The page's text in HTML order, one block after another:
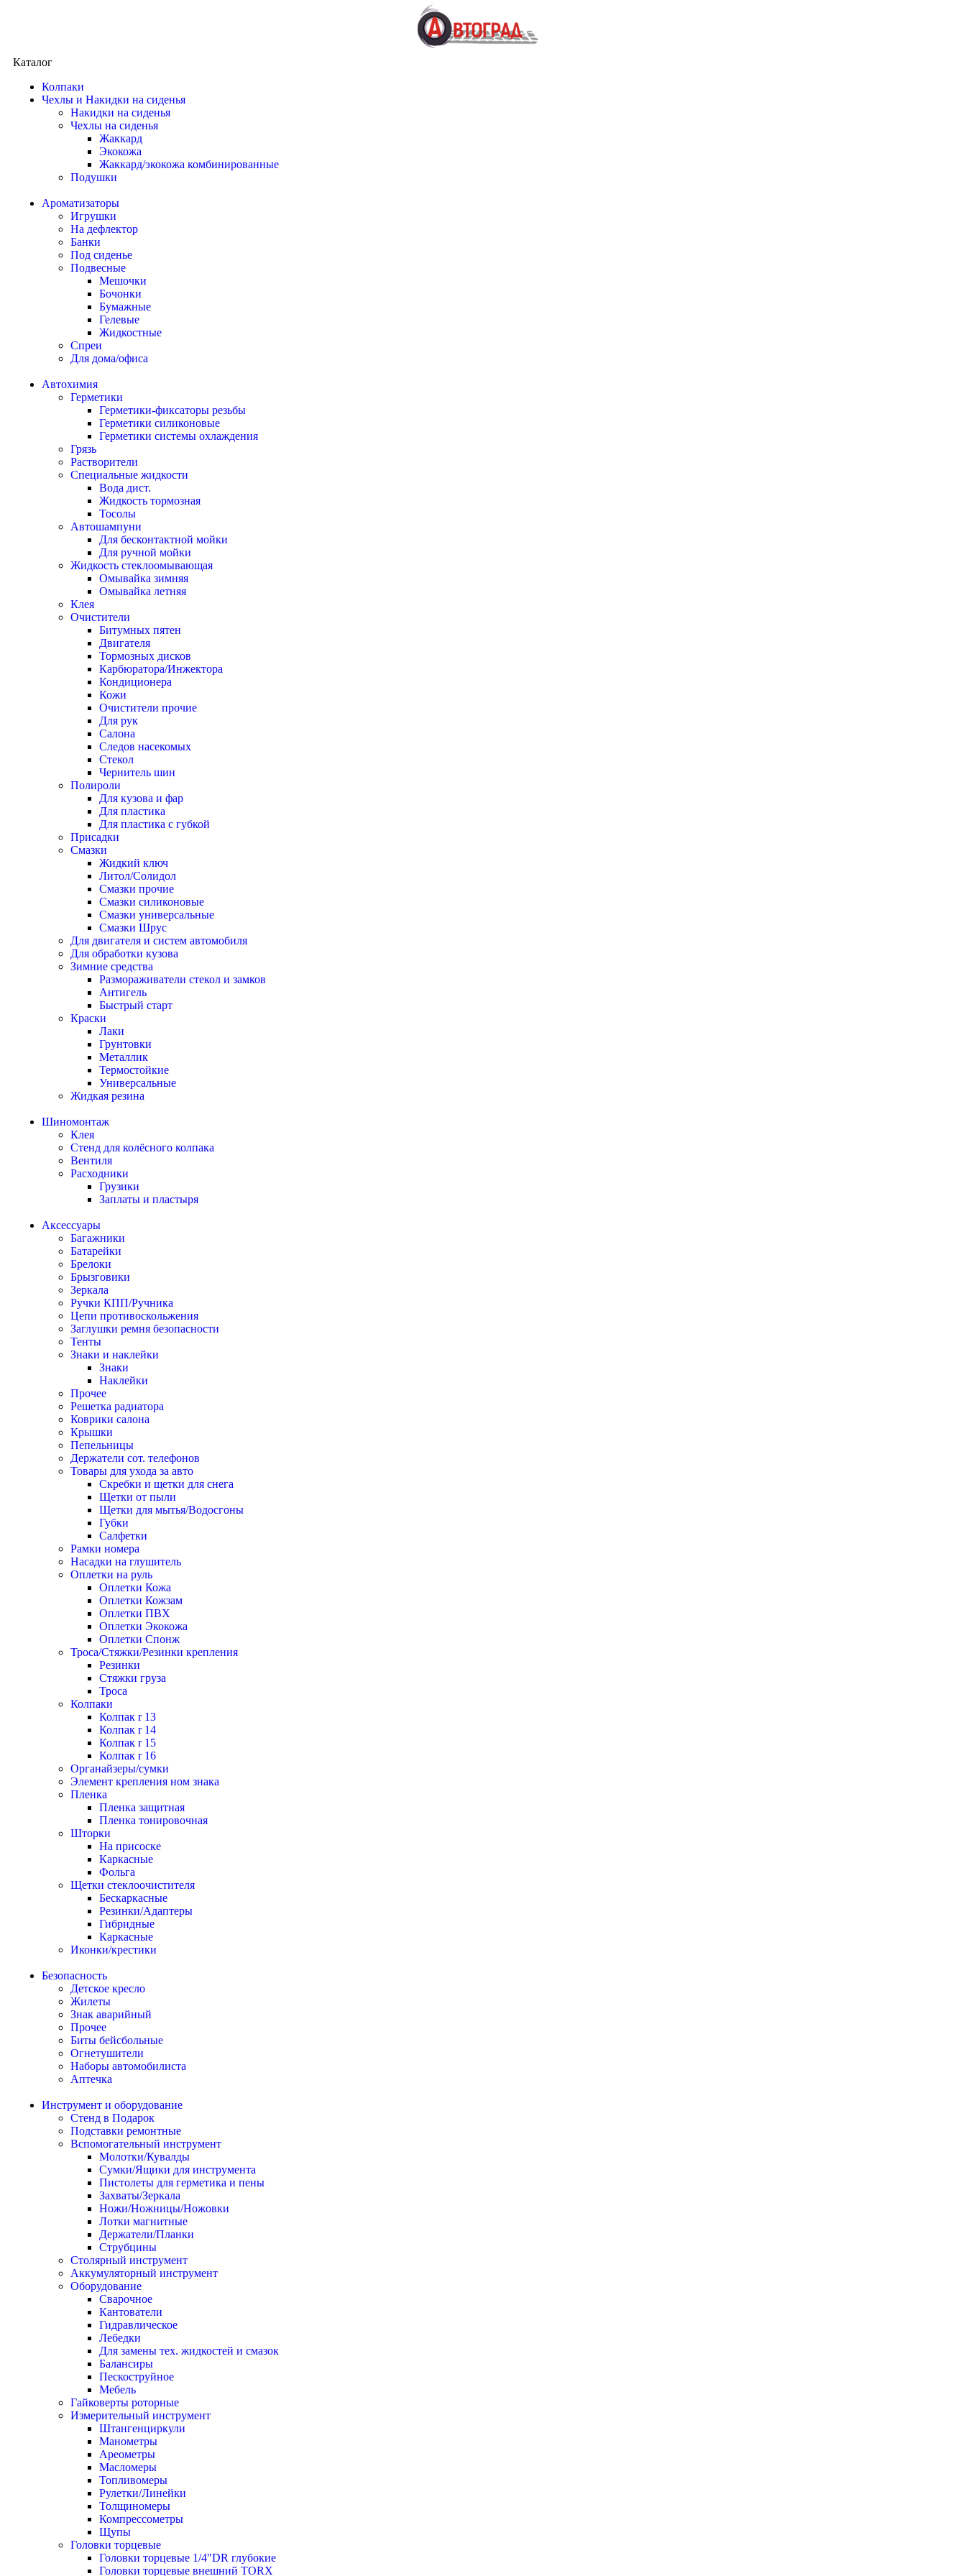
Каталог
Колпаки
Чехлы и Накидки на сиденья
Накидки на сиденья
Чехлы на сиденья
Жаккард
Экокожа
Жаккард/экокожа комбинированные
Подушки
Ароматизаторы
Игрушки
На дефлектор
Банки
Под сиденье
Подвесные
Мешочки
Бочонки
Бумажные
Гелевые
Жидкостные
Спреи
Для дома/офиса
Автохимия
Герметики
Герметики-фиксаторы резьбы
Герметики силиконовые
Герметики системы охлаждения
Грязь
Растворители
Специальные жидкости
Вода дист.
Жидкость тормозная
Тосолы
Автошампуни
Для бесконтактной мойки
Для ручной мойки
Жидкость стеклоомывающая
Омывайка зимняя
Омывайка летняя
Клея
Очистители
Битумных пятен
Двигателя
Тормозных дисков
Карбюратора/Инжектора
Кондиционера
Кожи
Очистители прочие
Для рук
Салона
Следов насекомых
Стекол
Чернитель шин
Полироли
Для кузова и фар
Для пластика
Для пластика с губкой
Присадки
Смазки
Жидкий ключ
Литол/Солидол
Смазки прочие
Смазки силиконовые
Смазки универсальные
Смазки Шрус
Для двигателя и систем автомобиля
Для обработки кузова
Зимние средства
Размораживатели стекол и замков
Антигель
Быстрый старт
Краски
Лаки
Грунтовки
Металлик
Термостойкие
Универсальные
Жидкая резина
Шиномонтаж
Клея
Стенд для колёсного колпака
Вентиля
Расходники
Грузики
Заплаты и пластыря
Аксессуары
Багажники
Батарейки
Брелоки
Брызговики
Зеркала
Ручки КПП/Ручника
Цепи противоскольжения
Заглушки ремня безопасности
Тенты
Знаки и наклейки
Знаки
Наклейки
Прочее
Решетка радиатора
Коврики салона
Крышки
Пепельницы
Держатели сот. телефонов
Товары для ухода за авто
Скребки и щетки для снега
Щетки от пыли
Щетки для мытья/Водосгоны
Губки
Салфетки
Рамки номера
Насадки на глушитель
Оплетки на руль
Оплетки Кожа
Оплетки Кожзам
Оплетки ПВХ
Оплетки Экокожа
Оплетки Спонж
Троса/Стяжки/Резинки крепления
Резинки
Стяжки груза
Троса
Колпаки
Колпак r 13
Колпак r 14
Колпак r 15
Колпак r 16
Органайзеры/сумки
Элемент крепления ном знака
Пленка
Пленка защитная
Пленка тонировочная
Шторки
На присоске
Каркасные
Фольга
Щетки стеклоочистителя
Бескаркасные
Резинки/Адаптеры
Гибридные
Каркасные
Иконки/крестики
Безопасность
Детское кресло
Жилеты
Знак аварийный
Прочее
Биты бейсбольные
Огнетушители
Наборы автомобилиста
Аптечка
Инструмент и оборудование
Стенд в Подарок
Подставки ремонтные
Вспомогательный инструмент
Молотки/Кувалды
Сумки/Ящики для инструмента
Пистолеты для герметика и пены
Захваты/Зеркала
Ножи/Ножницы/Ножовки
Лотки магнитные
Держатели/Планки
Струбцины
Столярный инструмент
Аккумуляторный инструмент
Оборудование
Сварочное
Кантователи
Гидравлическое
Лебедки
Для замены тех. жидкостей и смазок
Балансиры
Пескоструйное
Мебель
Гайковерты роторные
Измерительный инструмент
Штангенциркули
Манометры
Ареометры
Масломеры
Топливомеры
Рулетки/Линейки
Толщиномеры
Компрессометры
Щупы
Головки торцевые
Головки торцевые 1/4"DR глубокие
Головки торцевые внешний TORX